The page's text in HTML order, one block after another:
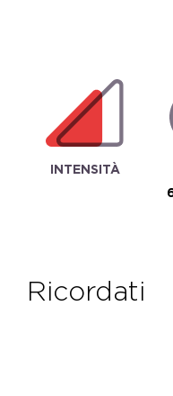
INTENSITÀ
ricordati